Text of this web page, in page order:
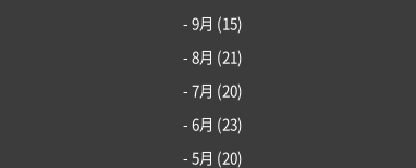
- 9月 (15)
- 8月 (21)
- 7月 (20)
- 6月 (23)
- 5月 (20)